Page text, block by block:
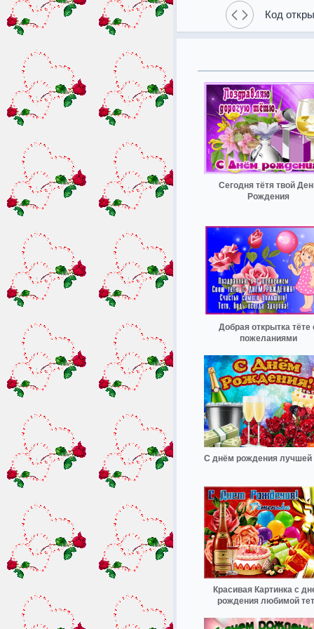
Код
Сегодня тётя твой
Рождения
Добрая открытка тёте
пожеланиями
С днём рождения лучшей
Красивая Картинка с
рождения любимой